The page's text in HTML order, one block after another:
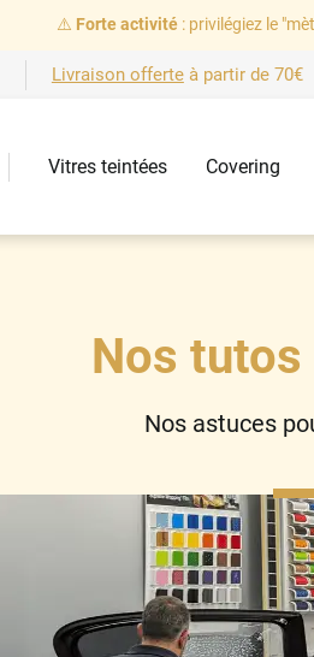
⚠️ Forte activité: privilégiez le
Livraison offerteà partir de 70€
Vitres teintées Covering
Nos
Nos astuces